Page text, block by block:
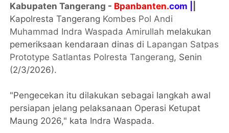
Kabupaten Tangerang - Bpanbanten.com |
Kapolresta Tangerang Kombes Pol Andi
Muhammad Indra Waspada Amirullah melakukan
pemeriksaan kendaraan dinas di Lapangan Satpas
Prototype Satlantas Polresta Tangerang, Senin
(2/3/2026).
"Pengecekan itu dilakukan sebagai langkah awal
persiapan jelang pelaksanaan Operasi Ketupat
Maung 2026," kata Indra Waspada.